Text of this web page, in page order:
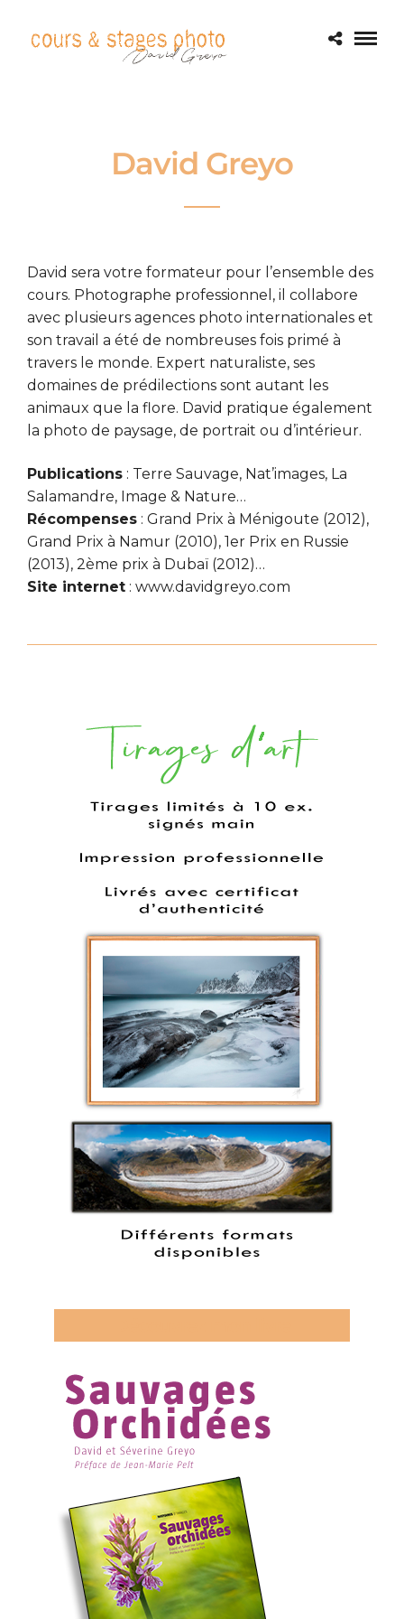
David Greyo
David sera votre formateur pour l’ensemble des
cours. Photographe professionnel, il collabore
avec plusieurs agences photo internationales et
son travail a été de nombreuses fois primé à
travers le monde. Expert naturaliste, ses
domaines de prédilections sont autant les
animaux que la flore. David pratique également
la photo de paysage, de portrait ou d’intérieur.
Publications : Terre Sauvage, Nat’images, La
Salamandre, Image & Nature…
Récompenses : Grand Prix à Ménigoute (2012),
Grand Prix à Namur (2010), 1er Prix en Russie
(2013), 2ème prix à Dubaï (2012)…
Site internet : www.davidgreyo.com